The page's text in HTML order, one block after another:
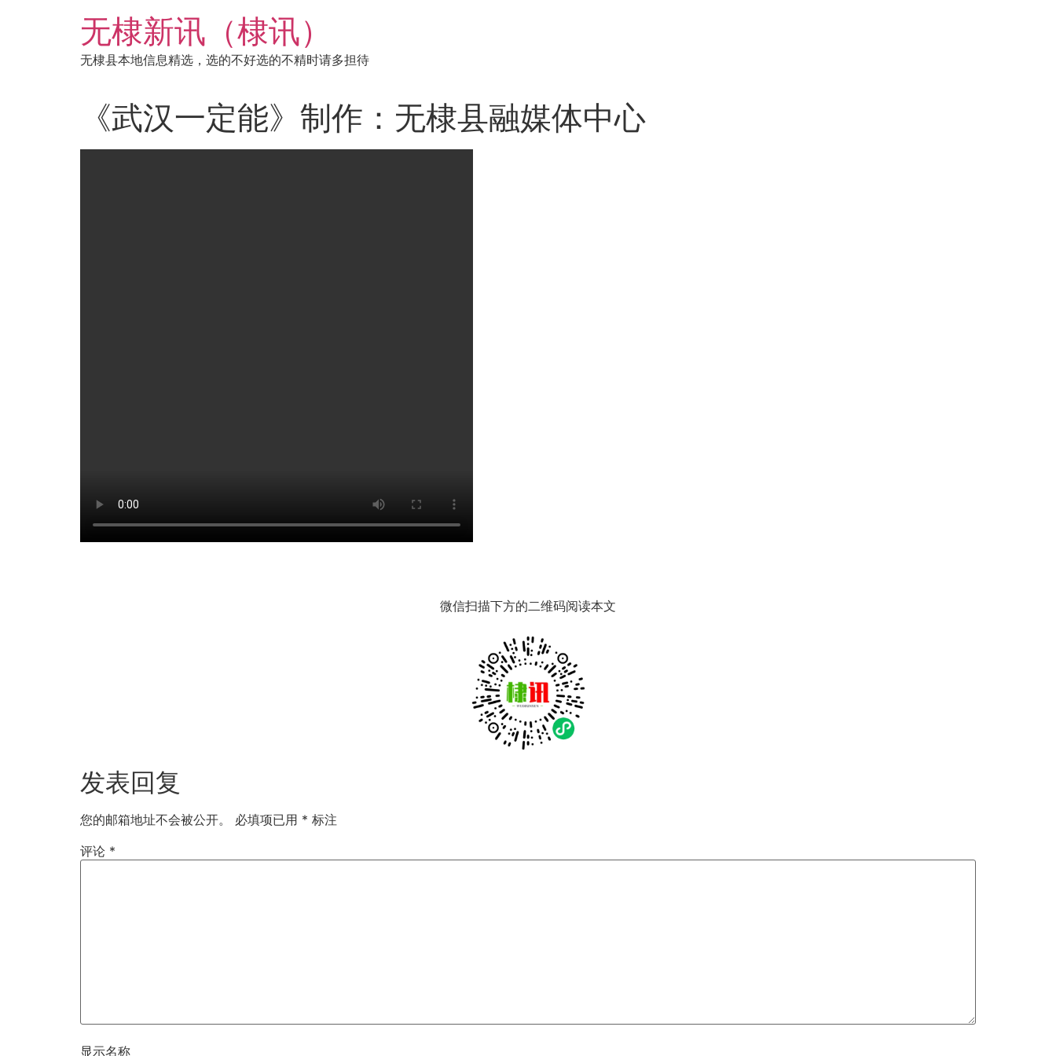
无棣新讯（棣讯）
无棣县本地信息精选，选的不好选的不精时请多担待
《武汉一定能》制作：无棣县融媒体中心
微信扫描下方的二维码阅读本文
发表回复
您的邮箱地址不会被公开。 必填项已用 * 标注
评论 *
显示名称